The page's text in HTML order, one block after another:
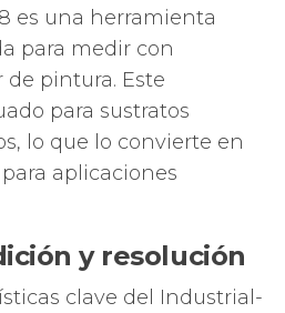
es una herramienta
para medir con
de pintura. Este
para sustratos
lo que lo convierte en
aplicaciones
y resolución
clave del Industrial-